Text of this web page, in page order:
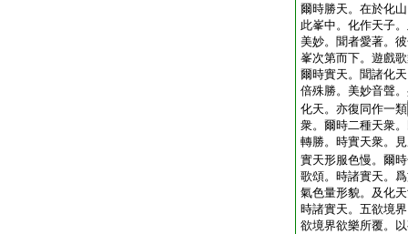
爾時勝天。在於化
此峯中。化作天子
美妙。聞者愛著。
峯次第而下。遊戲
爾時實天。聞諸化
倍殊勝。美妙音聲
化天。亦復同作一類
衆。爾時二種天衆
轉勝。時實天衆。
實天形服色慢。爾
歌頌。時諸實天。
氣色量形貌。及化
時諸實天。五欲境
欲境界欲樂所覆。